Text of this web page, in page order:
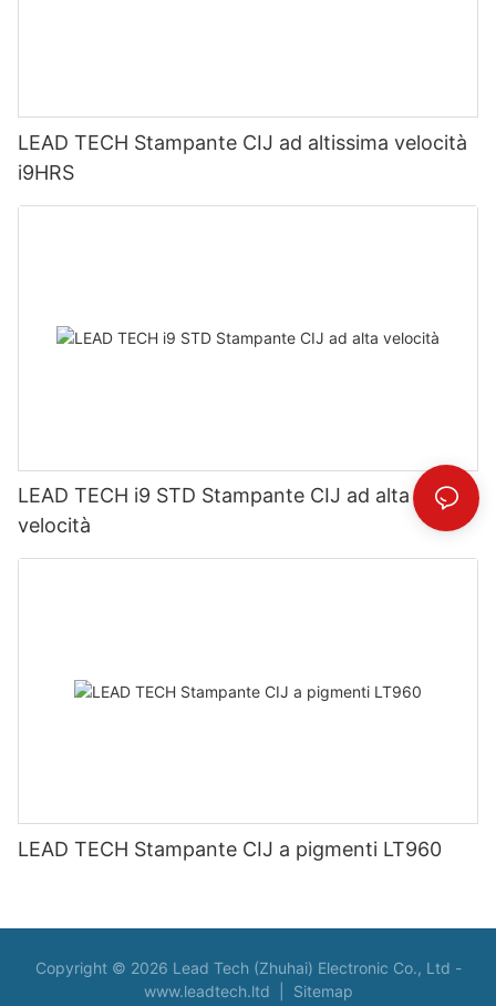
LEAD TECH Stampante CIJ ad altissima velocità
i9HRS
LEAD TECH i9 STD Stampante CIJ ad alta
velocità
LEAD TECH Stampante CIJ a pigmenti LT960
Copyright © 2026 Lead Tech (Zhuhai) Electronic Co., Ltd -
www.leadtech.ltd
Sitemap